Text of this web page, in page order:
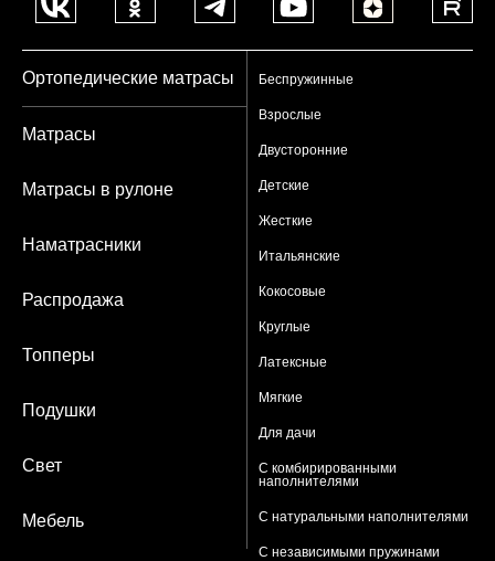
Ортопедические матрасы Беспружинные
Взрослые
Двусторонние
Детские
Жесткие
Итальянские
Кокосовые
Круглые
Латексные
Мягкие
Для дачи
С комбирированными
наполнителями
С натуральными наполнителями
С независимыми пружинами
Матрасы
Матрасы в рулоне
Наматрасники
Распродажа
Топперы
Подушки
Свет
Мебель